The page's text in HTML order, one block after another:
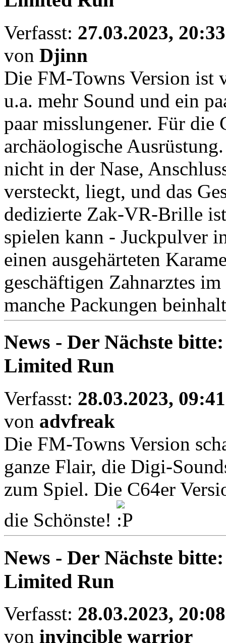
Verfasst: 27.03.2023, 20:33
von Djinn
Die FM-Towns Version ist
u.a. mehr Sound und ein
paar misslungener. Für die
archäologische
nicht in der Nase,
versteckt, liegt, und das
dedizierte Zak-VR-Brille
spielen kann - Juckpulver
einen ausgehärteten
geschäftigen Zahnarztes
manche Packungen
News - Der Nächste
Limited Run
Verfasst: 28.03.2023, 09:41
von advfreak
Die FM-Towns Version
ganze Flair, die Digi-
zum Spiel. Die C64er
die Schönste!
News - Der Nächste
Limited Run
Verfasst: 28.03.2023, 20:08
von invincible warrior